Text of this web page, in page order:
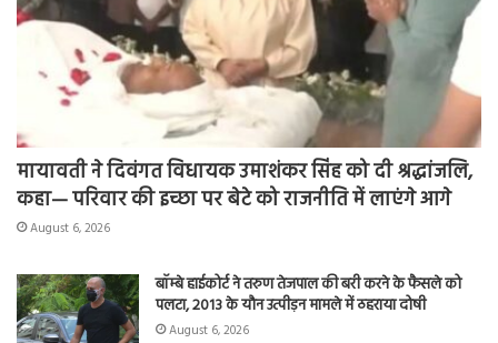
मायावती ने दिवंगत विधायक उमाशंकर सिंह को दी श्रद्धांजलि,
कहा— परिवार की इच्छा पर बेटे को राजनीति में लाएंगे आगे
August 6, 2026
बॉम्बे हाईकोर्ट ने तरुण तेजपाल की बरी करने के फैसले को
पलटा, 2013 के यौन उत्पीड़न मामले में ठहराया दोषी
August 6, 2026